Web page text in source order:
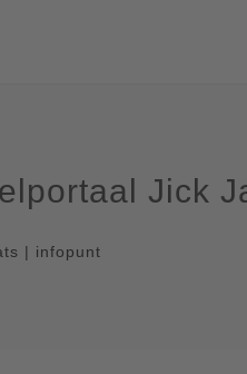
Jick
| infopunt